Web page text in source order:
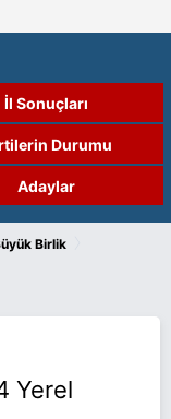
İl Sonuçları
Durumu
Adaylar
Birlik
Yerel